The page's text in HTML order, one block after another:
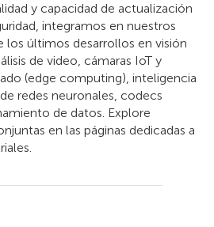
y capacidad de actualización
integramos en nuestros
últimos desarrollos en visión
de video, cámaras IoT y
(edge computing), inteligencia
redes neuronales, codecs
de datos. Explore
en las páginas dedicadas a